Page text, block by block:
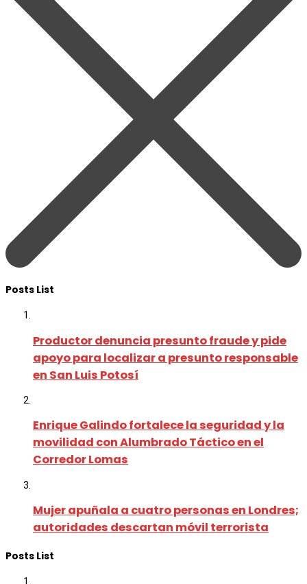
Posts List
Productor denuncia presunto fraude y pide
apoyo para localizar a presunto responsable
en San Luis Potosí
Enrique Galindo fortalece la seguridad y la
movilidad con Alumbrado Táctico en el
Corredor Lomas
Mujer apuñala a cuatro personas en Londres;
autoridades descartan móvil terrorista
Posts List